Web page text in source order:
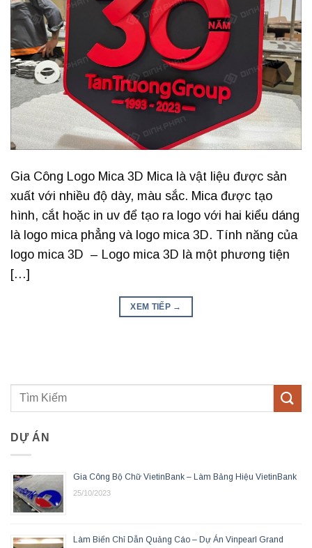
Gia Công Logo Mica 3D Mica là vật liệu được sản
xuất với nhiều độ dày, màu sắc. Mica được tạo
hình, cắt hoặc in uv để tạo ra logo với hai kiểu dáng
là logo mica phẳng và logo mica 3D. Tính năng của
logo mica 3D – Logo mica 3D là một phương tiện
[…]
XEM TIẾP →
DỰ ÁN
Gia Công Bộ Chữ VietinBank – Làm Bảng Hiệu VietinBank
25/10/2023
Làm Biển Chỉ Dẫn Quảng Cáo – Dự Án Vinpearl Grand